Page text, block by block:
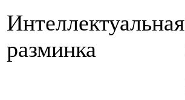
Интеллектуальная
разминка